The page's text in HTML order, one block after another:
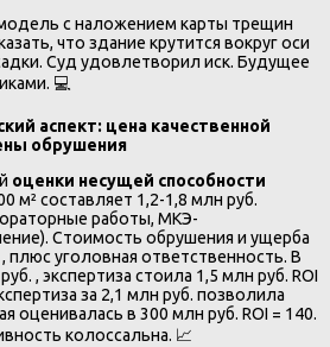
с наложением карты трещин
что здание крутится вокруг оси
Суд удовлетворил иск. Будущее
💻
аспект: цена качественной
обрушения
оценки несущей способности
м² составляет 1,2-1,8 млн руб.
работы, МКЭ-
Стоимость обрушения и ущерба
уголовная ответственность. В
, экспертиза стоила 1,5 млн руб. ROI
за 2,1 млн руб. позволила
оценивалась в 300 млн руб. ROI = 140.
колоссальна. 📈